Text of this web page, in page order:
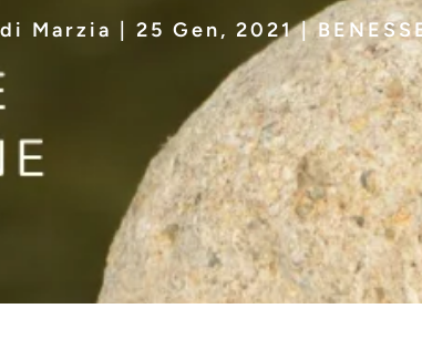
di Marzia 25 Gen, 2021|